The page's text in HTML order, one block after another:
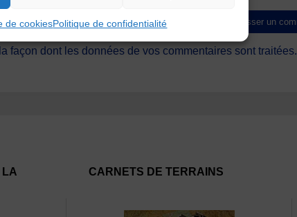
de cookiesPolitique de confidentialité
façon dont les données de vos commentaires sont traitées.
LA CARNETS DE TERRAINS